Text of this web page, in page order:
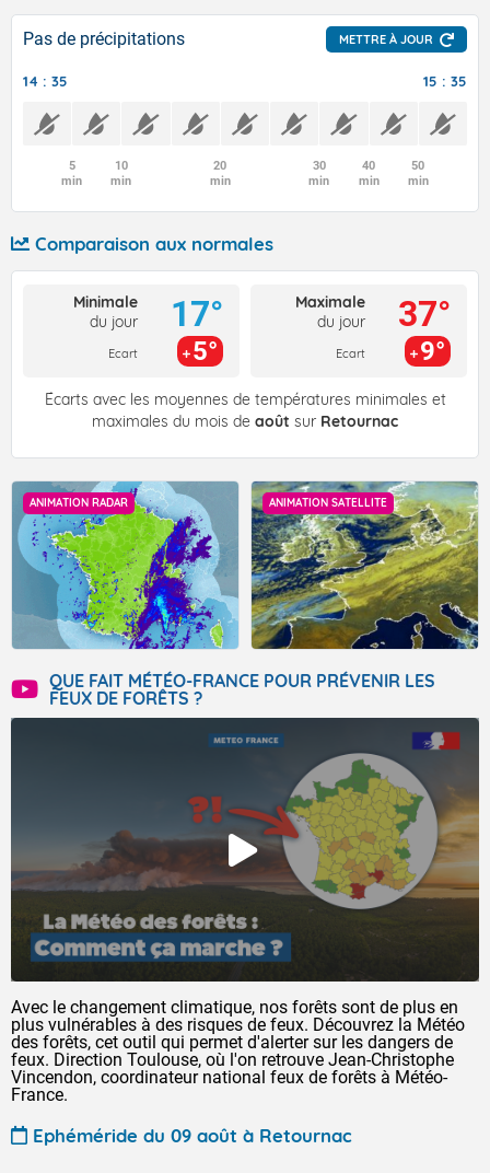
Pas de précipitations METTRE À JOUR
14 : 35 15 : 35
5
min
10
min
20
min
30
min
40
min
50
min
Comparaison aux normales
Minimale
du jour
Ecart
17°
5°
Maximale
du jour
Ecart
37°
9°
Écarts avec les moyennes de températures minimales et
maximales du mois de août sur Retournac
ANIMATION RADAR ANIMATION SATELLITE
QUE FAIT MÉTÉO-FRANCE POUR PRÉVENIR LES
FEUX DE FORÊTS ?
Avec le changement climatique, nos forêts sont de plus en
plus vulnérables à des risques de feux. Découvrez la Météo
des forêts, cet outil qui permet d'alerter sur les dangers de
feux. Direction Toulouse, où l'on retrouve Jean-Christophe
Vincendon, coordinateur national feux de forêts à Météo-
France.
Ephéméride du 09 août à Retournac